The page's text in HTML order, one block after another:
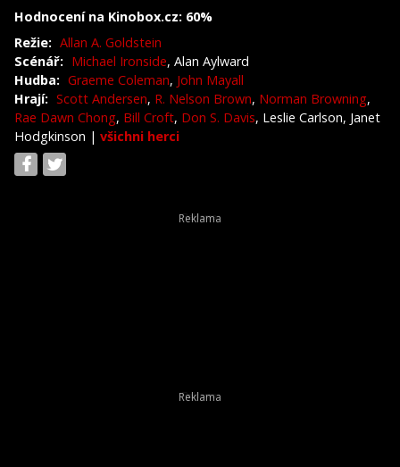
Hodnocení na Kinobox.cz: 60%
Režie: Allan A. Goldstein
Scénář: Michael Ironside, Alan Aylward
Hudba: Graeme Coleman, John Mayall
Hrají: Scott Andersen, R. Nelson Brown, Norman Browning,
Rae Dawn Chong, Bill Croft, Don S. Davis, Leslie Carlson, Janet
Hodgkinson | všichni herci